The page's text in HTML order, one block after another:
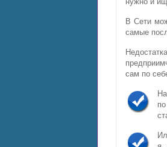
В Сети
самые
сам по